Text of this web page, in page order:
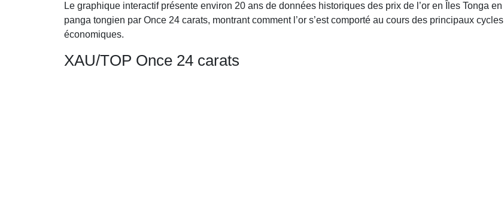
Le graphique interactif présente environ 20 ans de données historiques des prix de l’or en Îles Tonga en
panga tongien par Once 24 carats, montrant comment l’or s’est comporté au cours des principaux cycles
économiques.
XAU/TOP Once 24 carats